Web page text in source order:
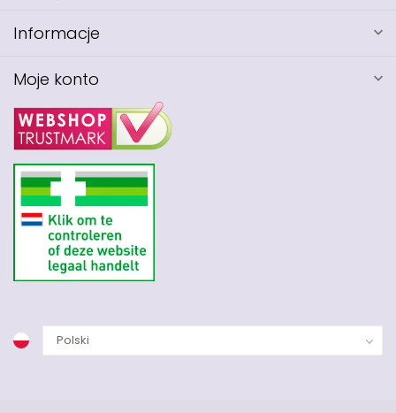
Informacje
Moje konto